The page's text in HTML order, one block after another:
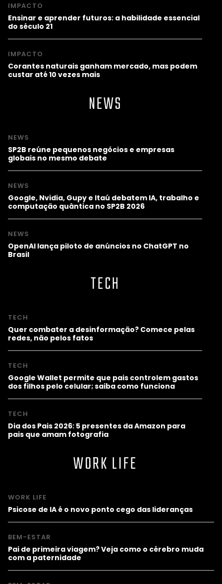
IMPACTO
Ensinar e aprender futuros: a habilidade essencial
do século 21
IMPACTO
Corantes naturais ganham mercado, mas podem
custar até 10 vezes mais
NEWS
NEWS
SP2B reúne pequenos negócios e empresas
globais no mesmo debate
NEWS
Google, Nvidia, Gupy e Itaú debatem IA, trabalho e
computação quântica no SP2B 2026
NEWS
OpenAI lança piloto de anúncios no ChatGPT no
Brasil
TECH
TECH
Quer combater a desinformação? Comece pelas
redes, não pelos fatos
TECH
Google Wallet permite que pais controlem gastos
dos filhos pelo celular; saiba como funciona
TECH
Dia dos Pais 2026: 5 presentes da Amazon para
pais que amam fotografia
WORK LIFE
WORK LIFE
Psicose de IA é o novo ponto cego das lideranças
BEM-ESTAR
Pai de primeira viagem? Veja como o cérebro muda
com a paternidade